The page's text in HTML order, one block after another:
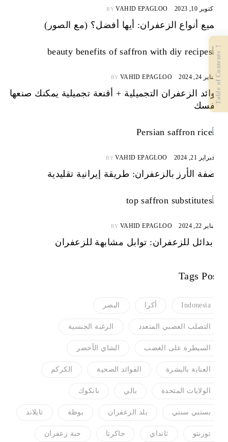
أكتوبر 10, 2023 BY VAHID EPAGLOO
جميع أنواع الزعفران: أيها أفضل؟ (مع الصور)
يناير 24, 2024 BY VAHID EPAGLOO
فوائد الزعفران التجميلية + أقنعة تجميلية يمكنك صنعها
بنفسك
فبراير 21, 2024 BY VAHID EPAGLOO
وصفة الأرز بالزعفران: طريقة إيرانية تقليدية
يناير 22, 2024 BY VAHID EPAGLOO
Tags Post
Indonesia أكرا البصر
التصلب العصبي المتعدد الرغبة الجنسية
السيطرة على الغضب الشاي الأخضر
العناية بالبشرة الفوائد الصحية الكركم
الولايات المتحدة بالي بانكوك
بستني سنتي بلد الزعفران بوظة تايلاند
تورنتو ثانداي جاكرتا حبة زعفران
←
Table of Contents